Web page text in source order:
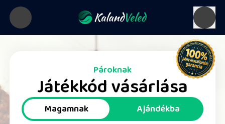
Pároknak
Játékkód vásárlása
Magamnak Ajándékba